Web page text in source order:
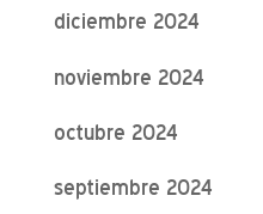
diciembre 2024
noviembre 2024
octubre 2024
septiembre 2024